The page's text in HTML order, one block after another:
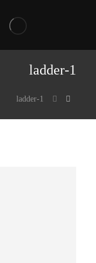
ladder-1
ladder-1